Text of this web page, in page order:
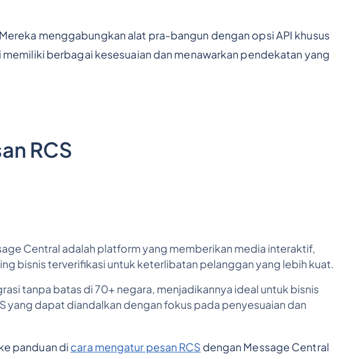
menggabungkan alat pra-bangun dengan opsi API khusus
berbagai kesesuaian dan menawarkan pendekatan yang
RCS
Central adalah platform yang memberikan media interaktif,
bisnis terverifikasi untuk keterlibatan pelanggan yang lebih kuat.
tanpa batas di 70+ negara, menjadikannya ideal untuk bisnis
yang dapat diandalkan dengan fokus pada penyesuaian dan
panduan di cara mengatur pesan RCS dengan Message Central